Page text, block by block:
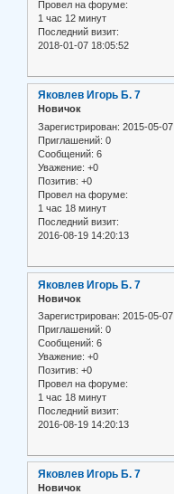
Провел на форуме:
1 час 12 минут
Последний визит:
2018-01-07 18:05:52
Яковлев Игорь Б. 7
Новичок
Зарегистрирован: 2015-05-07
Приглашений: 0
Сообщений: 6
Уважение: +0
Позитив: +0
Провел на форуме:
1 час 18 минут
Последний визит:
2016-08-19 14:20:13
Яковлев Игорь Б. 7
Новичок
Зарегистрирован: 2015-05-07
Приглашений: 0
Сообщений: 6
Уважение: +0
Позитив: +0
Провел на форуме:
1 час 18 минут
Последний визит:
2016-08-19 14:20:13
Яковлев Игорь Б. 7
Новичок